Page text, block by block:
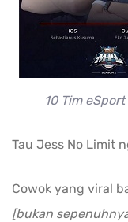
10 Tim
Tau Jess No Limit
Cowok yang viral
[bukan